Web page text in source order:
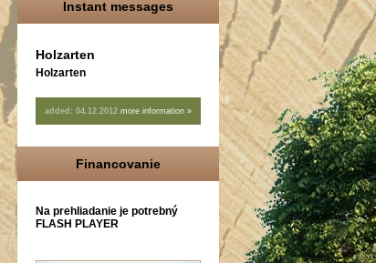
Instant messages
Holzarten
Holzarten
added: 04.12.2012 more information »
Financovanie
Na prehliadanie je potrebný
FLASH PLAYER